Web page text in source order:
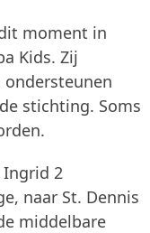
moment in
Kids. Zij
ondersteunen
stichting. Soms
Ingrid 2
naar St. Dennis
middelbare